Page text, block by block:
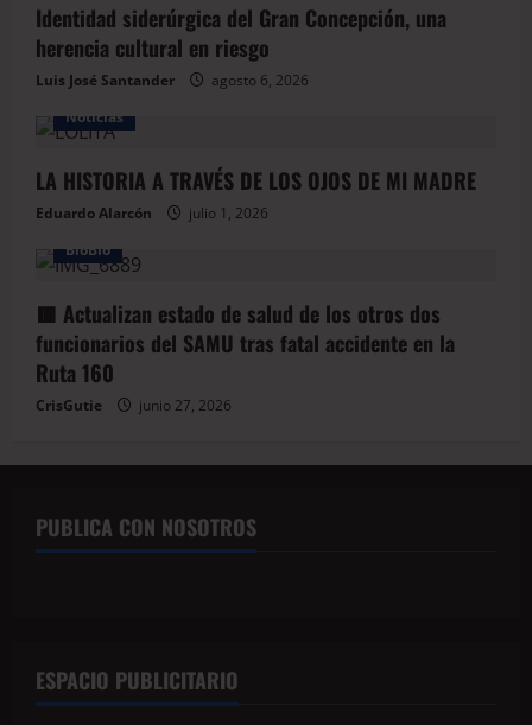
Identidad siderúrgica del Gran Concepción, una
herencia cultural en riesgo
Luis José Santander
agosto 6, 2026
Noticias
LA HISTORIA A TRAVÉS DE LOS OJOS DE MI MADRE
Eduardo Alarcón
julio 1, 2026
BioBio
🟥 Actualizan estado de salud de los otros dos
funcionarios del SAMU tras fatal accidente en la
Ruta 160
CrisGutie junio 27, 2026
PUBLICA CON NOSOTROS
ESPACIO PUBLICITARIO